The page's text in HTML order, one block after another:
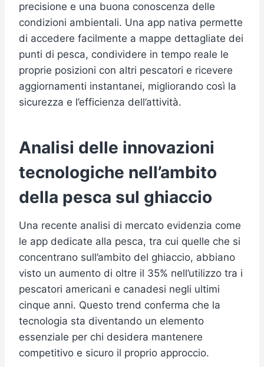
precisione e una buona conoscenza delle
condizioni ambientali. Una app nativa permette
di accedere facilmente a mappe dettagliate dei
punti di pesca, condividere in tempo reale le
proprie posizioni con altri pescatori e ricevere
aggiornamenti instantanei, migliorando così la
sicurezza e l’efficienza dell’attività.
Analisi delle innovazioni
tecnologiche nell’ambito
della pesca sul ghiaccio
Una recente analisi di mercato evidenzia come
le app dedicate alla pesca, tra cui quelle che si
concentrano sull’ambito del ghiaccio, abbiano
visto un aumento di oltre il 35% nell’utilizzo tra i
pescatori americani e canadesi negli ultimi
cinque anni. Questo trend conferma che la
tecnologia sta diventando un elemento
essenziale per chi desidera mantenere
competitivo e sicuro il proprio approccio.